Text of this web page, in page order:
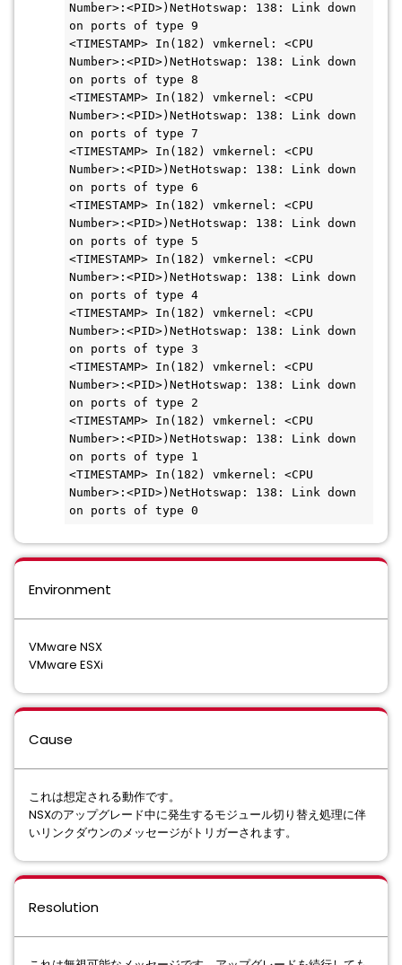
Number>:<PID>)NetHotswap: 138: Link down
on ports of type 9
<TIMESTAMP> In(182) vmkernel: <CPU
Number>:<PID>)NetHotswap: 138: Link down
on ports of type 8
<TIMESTAMP> In(182) vmkernel: <CPU
Number>:<PID>)NetHotswap: 138: Link down
on ports of type 7
<TIMESTAMP> In(182) vmkernel: <CPU
Number>:<PID>)NetHotswap: 138: Link down
on ports of type 6
<TIMESTAMP> In(182) vmkernel: <CPU
Number>:<PID>)NetHotswap: 138: Link down
on ports of type 5
<TIMESTAMP> In(182) vmkernel: <CPU
Number>:<PID>)NetHotswap: 138: Link down
on ports of type 4
<TIMESTAMP> In(182) vmkernel: <CPU
Number>:<PID>)NetHotswap: 138: Link down
on ports of type 3
<TIMESTAMP> In(182) vmkernel: <CPU
Number>:<PID>)NetHotswap: 138: Link down
on ports of type 2
<TIMESTAMP> In(182) vmkernel: <CPU
Number>:<PID>)NetHotswap: 138: Link down
on ports of type 1
<TIMESTAMP> In(182) vmkernel: <CPU
Number>:<PID>)NetHotswap: 138: Link down
on ports of type 0
Environment
VMware NSX
VMware ESXi
Cause
これは想定される動作です。
NSXのアップグレード中に発生するモジュール切り替え処理に伴
いリンクダウンのメッセージがトリガーされます。
Resolution